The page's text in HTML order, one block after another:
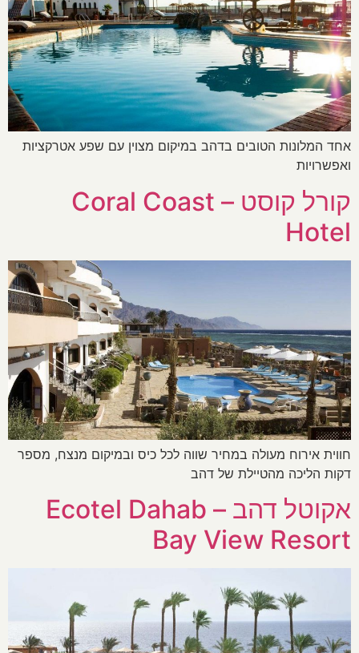
אחד המלונות הטובים בדהב במיקום מצוין עם שפע אטרקציות
ואפשרויות
קורל קוסט – Coral Coast
Hotel
חווית אירוח מעולה במחיר שווה לכל כיס ובמיקום מנצח, מספר
דקות הליכה מהטיילת של דהב
אקוטל דהב – Ecotel Dahab
Bay View Resort